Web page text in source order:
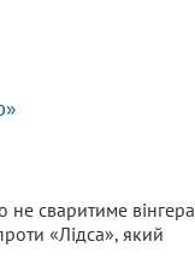
не сваритиме вінгера
«Лідса», який